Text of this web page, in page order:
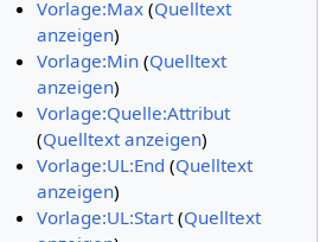
Vorlage:Max(Quelltext
anzeigen)
Vorlage:Min(Quelltext
anzeigen)
Vorlage:Quelle:Attribut
(Quelltext anzeigen)
Vorlage:UL:End (Quelltext
anzeigen)
Vorlage:UL:Start(Quelltext